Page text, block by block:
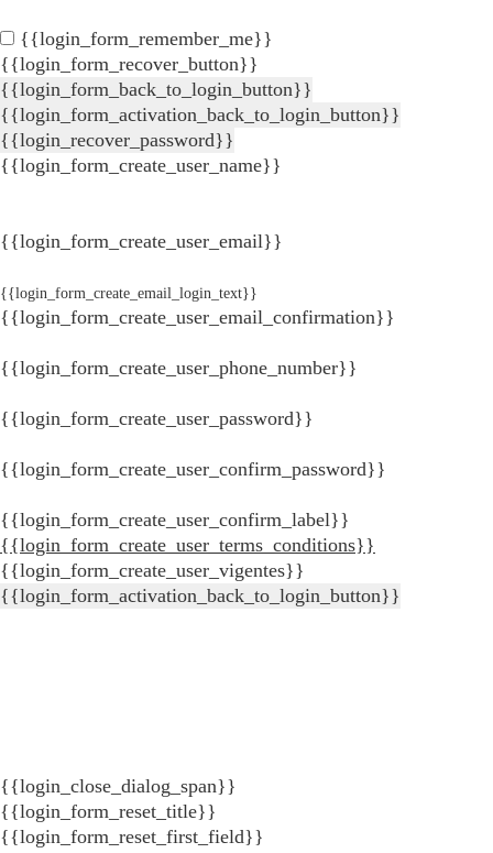
{{login_form_remember_me}}
{{login_form_recover_button}}
{{login_form_back_to_login_button}}
{{login_form_activation_back_to_login_button}}
{{login_recover_password}}
{{login_form_create_user_name}}
{{login_form_create_user_email}}
{{login_form_create_email_login_text}}
{{login_form_create_user_email_confirmation}}
{{login_form_create_user_phone_number}}
{{login_form_create_user_password}}
{{login_form_create_user_confirm_password}}
{{login_form_create_user_confirm_label}}
{{login_form_create_user_terms_conditions}}
{{login_form_create_user_vigentes}}
{{login_form_activation_back_to_login_button}}
{{login_close_dialog_span}}
{{login_form_reset_title}}
{{login_form_reset_first_field}}